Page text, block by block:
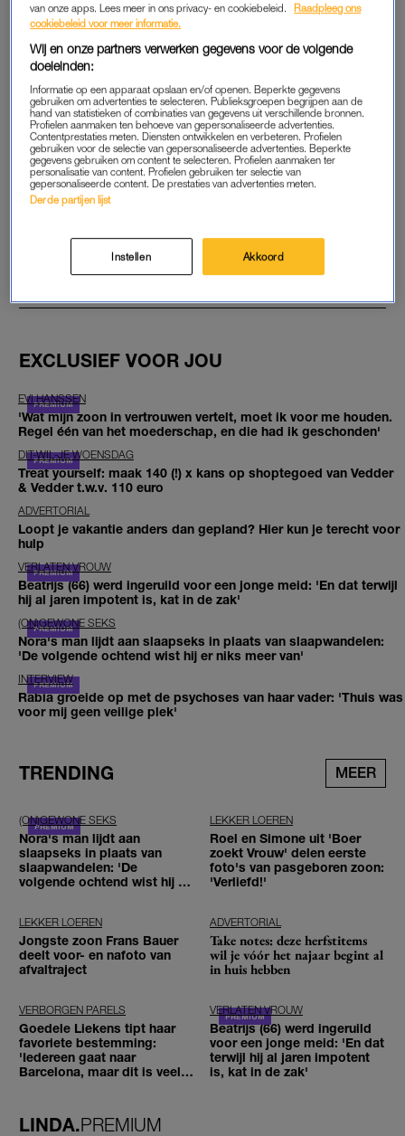
lekkere puzzels
Maandelijks opzegbaar
START GRATIS MAAND
Daarna €5,95 per maand
Al abonnee? Log in
GOED ARTIKEL? DELEN MAAR.
EXCLUSIEF VOOR JOU
EVI HANSSEN
'Wat mijn zoon in vertrouwen vertelt, moet ik voor me houden.
Regel één van het moederschap, en die had ik geschonden'
DIT-WIL-JE WOENSDAG
Treat yourself: maak 140 (!) x kans op shoptegoed van Vedder
& Vedder t.w.v. 110 euro
ADVERTORIAL
Loopt je vakantie anders dan gepland? Hier kun je terecht voor
hulp
VERLATEN VROUW
Beatrijs (66) werd ingeruild voor een jonge meid: 'En dat terwijl
hij al jaren impotent is, kat in de zak'
(ON)GEWONE SEKS
Nora's man lijdt aan slaapseks in plaats van slaapwandelen:
'De volgende ochtend wist hij er niks meer van'
INTERVIEW
Rabia groeide op met de psychoses van haar vader: 'Thuis was
voor mij geen veilige plek'
TRENDING MEER
(ON)GEWONE SEKS
Nora's man lijdt aan
slaapseks in plaats van
slaapwandelen: 'De
volgende ochtend wist hij er
LEKKER LOEREN
Roel en Simone uit 'Boer
zoekt Vrouw' delen eerste
foto's van pasgeboren zoon:
'Verliefd!'
LEKKER LOEREN
Jongste zoon Frans Bauer
deelt voor- en nafoto van
afvaltraject
ADVERTORIAL
Take notes: deze herfstitems
wil je vóór het najaar begint al
in huis hebben
VERBORGEN PARELS
Goedele Liekens tipt haar
favoriete bestemming:
'Iedereen gaat naar
Barcelona, maar dit is veel
VERLATEN VROUW
Beatrijs (66) werd ingeruild
voor een jonge meid: 'En dat
terwijl hij al jaren impotent
is, kat in de zak'
LINDA.PREMIUM
van onze apps. Lees meer in ons privacy- en cookiebeleid.
Raadpleeg ons
cookiebeleid voor meer informatie.
Wij en onze partners verwerken gegevens voor de volgende
doeleinden:
Informatie op een apparaat opslaan en/of openen. Beperkte gegevens
gebruiken om advertenties te selecteren. Publieksgroepen begrijpen aan de
hand van statistieken of combinaties van gegevens uit verschillende bronnen.
Profielen aanmaken ten behoeve van gepersonaliseerde advertenties.
Contentprestaties meten. Diensten ontwikkelen en verbeteren. Profielen
gebruiken voor de selectie van gepersonaliseerde advertenties. Beperkte
gegevens gebruiken om content te selecteren. Profielen aanmaken ter
personalisatie van content. Profielen gebruiken ter selectie van
gepersonaliseerde content. De prestaties van advertenties meten.
Derde partijen lijst
Instellen Akkoord